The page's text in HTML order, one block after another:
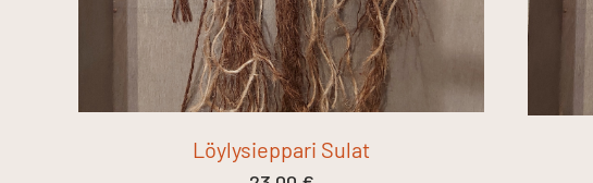
Löylysieppari Sulat